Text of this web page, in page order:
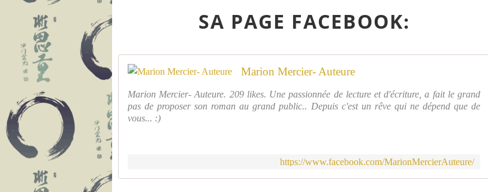
SA PAGE FACEBOOK:
Marion Mercier- Auteure
Marion Mercier- Auteure. 209 likes. Une passionnée de lecture et d'écriture, a fait le grand
pas de proposer son roman au grand public.. Depuis c'est un rêve qui ne dépend que de
vous... :)
https://www.facebook.com/MarionMercierAuteure/